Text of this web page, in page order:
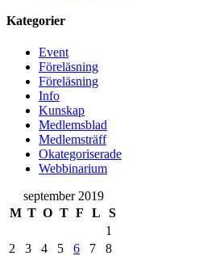
Kategorier
Event
Föreläsning
Föreläsning
Info
Kunskap
Medlemsblad
Medlemsträff
Okategoriserade
Webbinarium
september 2019
M T O T F L
S
1
2
3 4 5 6 7
8